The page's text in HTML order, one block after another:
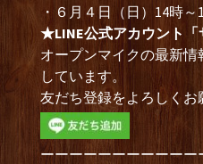
・６月４日（日）14時～
★LINE公式アカウント「
オープンマイクの最新
しています。
友だち登録をよろしくお
ーーーーーーーーーーー